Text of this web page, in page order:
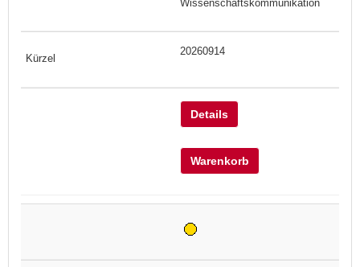
Wissenschaftskommunikation
20260914
Details
Warenkorb